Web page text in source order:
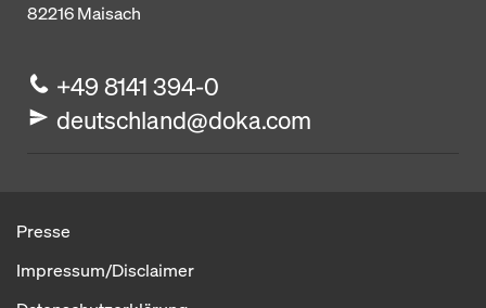
82216Maisach
+49 8141 394-0
deutschland@doka.com
Presse
Impressum/Disclaimer